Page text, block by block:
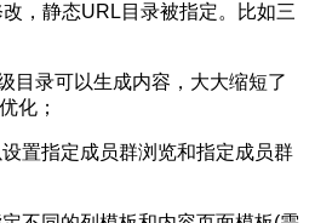
，静态URL目录被指定。比如三
目录可以生成内容，大大缩短了
化；
置指定成员群浏览和指定成员群